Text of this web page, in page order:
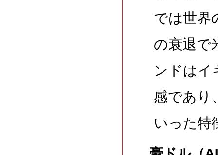
では世界
の衰退で
ンドはイ
感であり
いった特